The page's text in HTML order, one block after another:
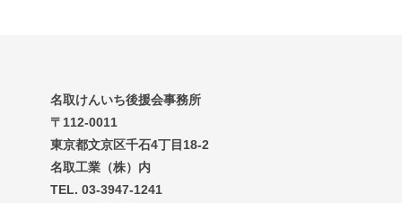
名取けんいち後援会事務所
〒112-0011
東京都文京区千石4丁目18-2
名取工業（株）内
TEL. 03-3947-1241